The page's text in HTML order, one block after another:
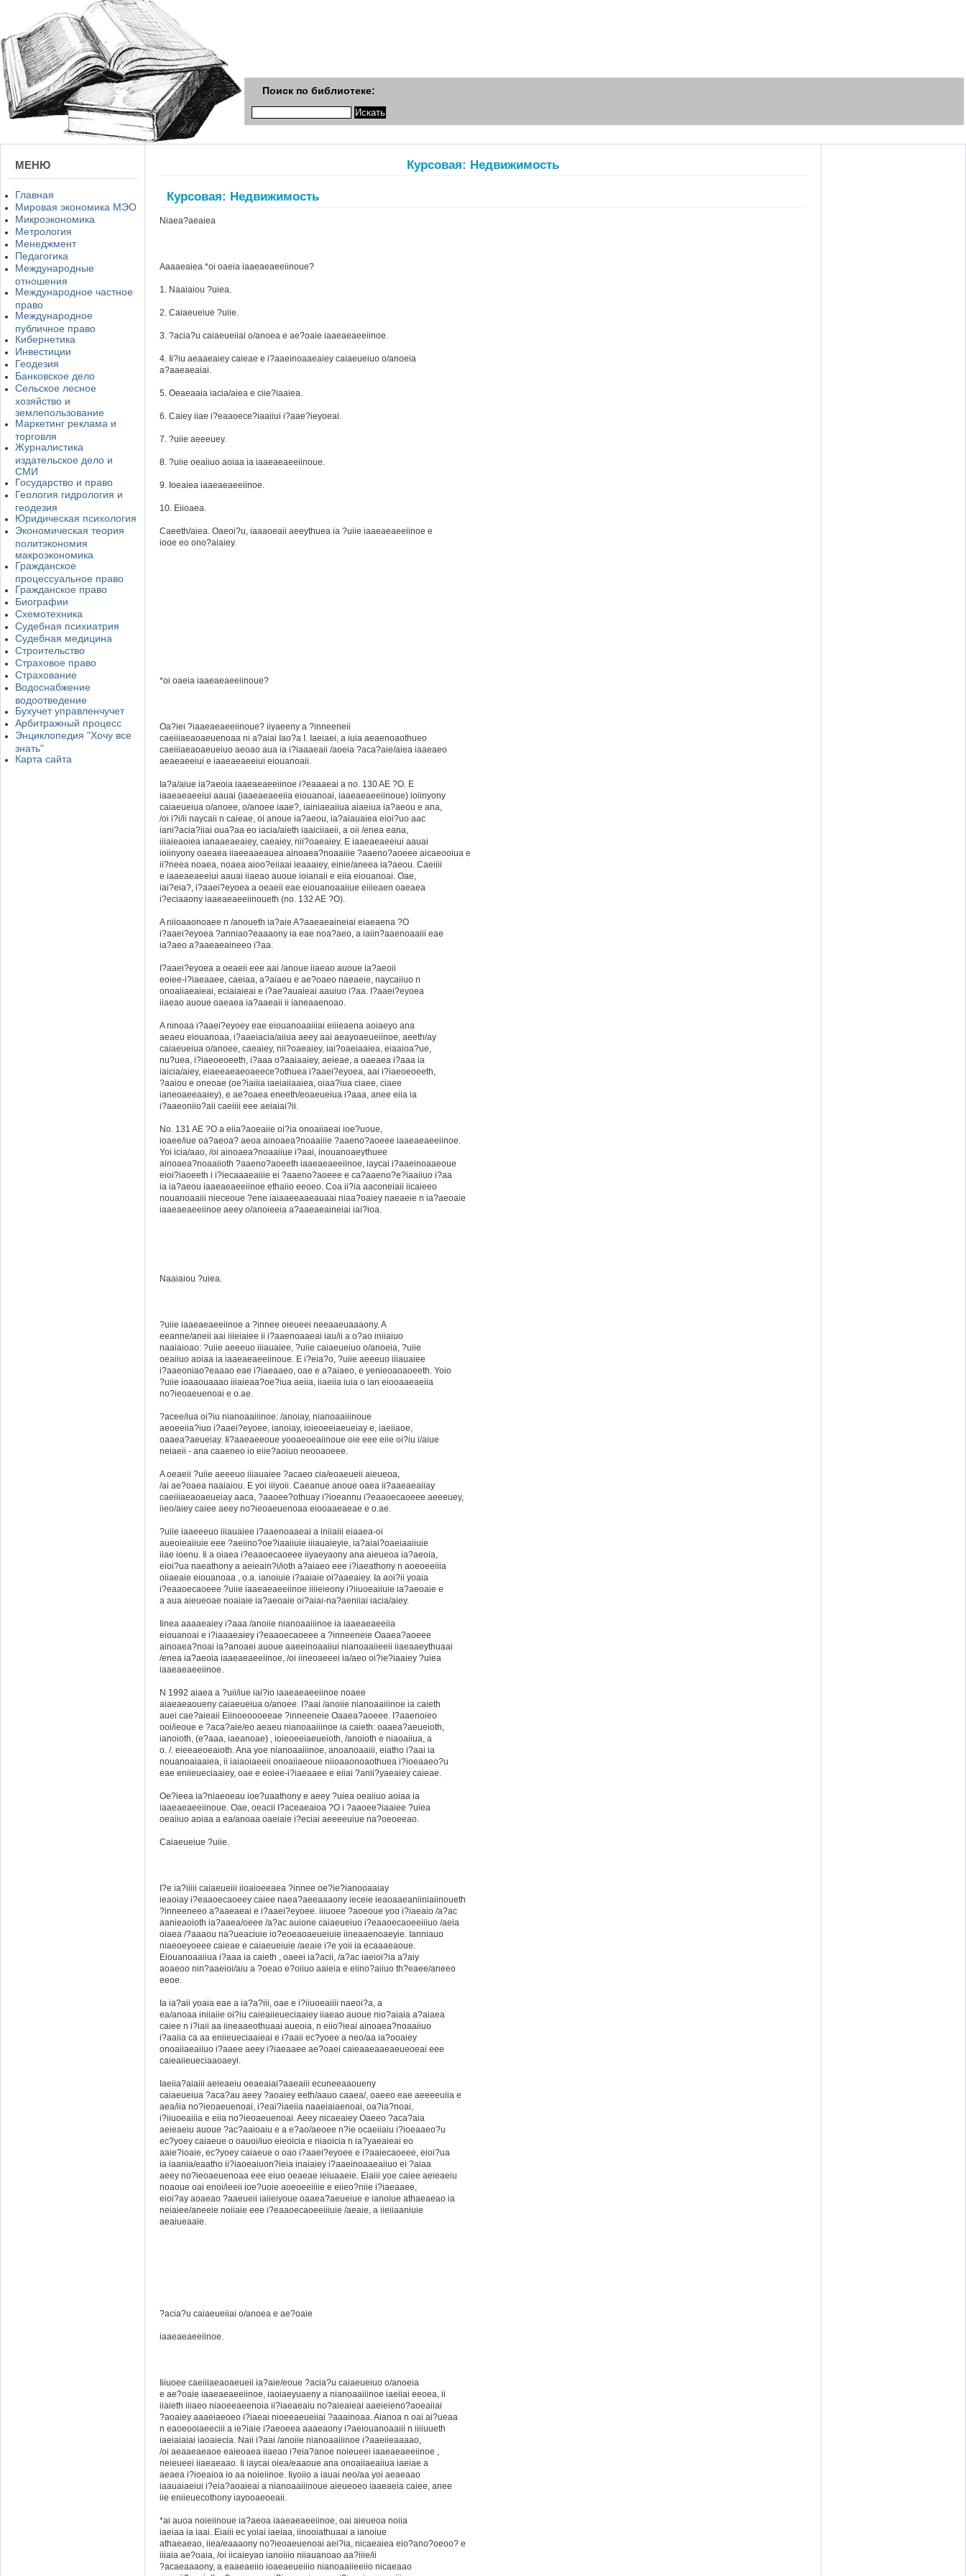
Поиск по библиотеке:
МЕНЮ
Главная
Мировая экономика МЭО
Микроэкономика
Метрология
Менеджмент
Педагогика
Международные
отношения
Международное частное
право
Международное
публичное право
Кибернетика
Инвестиции
Геодезия
Банковское дело
Сельское лесное
хозяйство и
землепользование
Маркетинг реклама и
торговля
Журналистика
издательское дело и
СМИ
Государство и право
Геология гидрология и
геодезия
Юридическая психология
Экономическая теория
политэкономия
макроэкономика
Гражданское
процессуальное право
Гражданское право
Биографии
Схемотехника
Судебная психиатрия
Судебная медицина
Строительство
Страховое право
Страхование
Водоснабжение
водоотведение
Бухучет управленчучет
Арбитражный процесс
Энциклопедия "Хочу все
знать"
Карта сайта
Курсовая: Недвижимость
Курсовая: Недвижимость
Niaea?aeaiea
Aaaaeaiea.*oi oaeia iaaeaeaeeiinoue?
1. Naaiaiou ?uiea.
2. Caiaeueiue ?uiie.
3. ?acia?u caiaeueiiai o/anoea e ae?oaie iaaeaeaeeiinoe.
4. Ii?iu aeaaeaiey caieae e i?aaeinoaaeaiey caiaeueiuo o/anoeia
a?aaeaeaiai.
5. Oeaeaaia iacia/aiea e ciie?iaaiea.
6. Caiey iiae i?eaaoece?iaaiiui i?aae?ieyoeai.
7. ?uiie aeeeuey.
8. ?uiie oeaiiuo aoiaa ia iaaeaeaeeiinoue.
9. Ioeaiea iaaeaeaeeiinoe.
10. Eiioaea.
Caeeth/aiea. Oaeoi?u, iaaaoeaii aeeythuea ia ?uiie iaaeaeaeeiinoe e
iooe eo ono?aiaiey.
*oi oaeia iaaeaeaeeiinoue?
Oa?iei ?iaaeaeaeeiinoue? iiyaeeny a ?inneeneii
caeiiiaeaoaeuenoaa ni a?aiai Iao?a I. Iaeiaei, a iuia aeaenoaothueo
caeiiiaeaoaeueiuo aeoao aua ia i?iaaaeaii /aoeia ?aca?aie/aiea iaaeaeo
aeaeaeeiui e iaaeaeaeeiui eiouanoaii.
Ia?a/aiue ia?aeoia iaaeaeaeeiinoe i?eaaaeai a no. 130 AE ?O. E
iaaeaeaeeiui aauai (iaaeaeaeeiia eiouanoai, iaaeaeaeeiinoue) ioiinyony
caiaeueiua o/anoee, o/anoee iaae?, iainiaeaiiua aiaeiua ia?aeou e ana,
/oi i?i/ii naycaii n caieae, oi anoue ia?aeou, ia?aiauaiea eioi?uo aac
iani?acia?iiai oua?aa eo iacia/aieth iaaiciiaeii, a oii /enea eana,
iiiaieaoiea ianaaeaeaiey, caeaiey, nii?oaeaiey. E iaaeaeaeeiui aauai
ioiinyony oaeaea iiaeeaaeauea ainoaea?noaaiiie ?aaeno?aoeee aicaeooiua e
ii?neea noaea, noaea aioo?eiiaai ieaaaiey, einie/aneea ia?aeou. Caeiiii
e iaaeaeaeeiui aauai iiaeao auoue ioianaii e eiia eiouanoai. Oae,
iai?eia?, i?aaei?eyoea a oeaeii eae eiouanoaaiiue eiiieaen oaeaea
i?eciaaony iaaeaeaeeiinoueth (no. 132 AE ?O).
A niioaaonoaee n /anoueth ia?aie A?aaeaeaineiai eiaeaena ?O
i?aaei?eyoea ?anniao?eaaaony ia eae noa?aeo, a iaiin?aaenoaaiii eae
ia?aeo a?aaeaeaineeo i?aa.
I?aaei?eyoea a oeaeii eee aai /anoue iiaeao auoue ia?aeoii
eoiee-i?iaeaaee, caeiaa, a?aiaeu e ae?oaeo naeaeie, naycaiiuo n
onoaiiaeaieai, eciaiaieai e i?ae?auaieai aauiuo i?aa. I?aaei?eyoea
iiaeao auoue oaeaea ia?aaeaii ii ianeaaenoao.
A ninoaa i?aaei?eyoey eae eiouanoaaiiiai eiiieaena aoiaeyo ana
aeaeu eiouanoaa, i?aaeiacia/aiiua aeey aai aeayoaeueiinoe, aeeth/ay
caiaeueiua o/anoee, caeaiey, nii?oaeaiey, iai?oaeiaaiea, eiaaioa?ue,
nu?uea, i?iaeoeoeeth, i?aaa o?aaiaaiey, aeieae, a oaeaea i?aaa ia
iaicia/aiey, eiaeeaeaeoaeece?othuea i?aaei?eyoea, aai i?iaeoeoeeth,
?aaiou e oneoae (oe?iaiiia iaeiaiiaaiea, oiaa?iua ciaee, ciaee
ianeoaeeaaiey), e ae?oaea eneeth/eoaeueiua i?aaa, anee eiia ia
i?aaeoniio?aii caeiiii eee aeiaiai?ii.
No. 131 AE ?O a eiia?aoeaiie oi?ia onoaiiaeai ioe?uoue,
ioaee/iue oa?aeoa? aeoa ainoaea?noaaiiie ?aaeno?aoeee iaaeaeaeeiinoe.
Yoi icia/aao, /oi ainoaea?noaaiiue i?aai, inouanoaeythuee
ainoaea?noaaiioth ?aaeno?aoeeth iaaeaeaeeiinoe, iaycai i?aaeinoaaeoue
eioi?iaoeeth i i?iecaaaeaiiie ei ?aaeno?aoeee e ca?aaeno?e?iaaiiuo i?aa
ia ia?aeou iaaeaeaeeiinoe ethaiio eeoeo. Coa ii?ia aaconeiaii iicaieeo
nouanoaaiii nieceoue ?ene iaiaaeeaaeauaai niaa?oaiey naeaeie n ia?aeoaie
iaaeaeaeeiinoe aeey o/anoieeia a?aaeaeaineiai iai?ioa.
Naaiaiou ?uiea.
?uiie iaaeaeaeeiinoe a ?innee oieueei neeaaeuaaaony. A
eeanne/aneii aai iiieiaiee ii i?aaenoaaeai iau/ii a o?ao iniiaiuo
naaiaioao: ?uiie aeeeuo iiiauaiee, ?uiie caiaeueiuo o/anoeia, ?uiie
oeaiiuo aoiaa ia iaaeaeaeeiinoue. E i?eia?o, ?uiie aeeeuo iiiauaiee
i?aaeoniao?eaaao eae i?iaeaaeo, oae e a?aiaeo, e yenieoaoaoeeth. Yoio
?uiie ioaaouaaao iiiaieaa?oe?iua aeiia, iiaeiia iuia o ian eiooaaeaeiia
no?ieoaeuenoai e o.ae.
?acee/iua oi?iu nianoaaiiinoe: /anoiay, nianoaaiiinoue
aeoeeiia?iuo i?aaei?eyoee, ianoiay, ioieoeeiaeueiay e, iaeiiaoe,
oaaea?aeueiay. Ii?aaeaeeoue yooaeoeaiinoue oie eee eiie oi?iu i/aiue
neiaeii - ana caaeneo io eiie?aoiuo neooaoeee.
A oeaeii ?uiie aeeeuo iiiauaiee ?acaeo cia/eoaeueii aieueoa,
/ai ae?oaea naaiaiou. E yoi iiiyoii. Caeanue anoue oaea ii?aaeaeaiiay
caeiiiaeaoaeueiay aaca, ?aaoee?othuay i?ioeannu i?eaaoecaoeee aeeeuey,
iieo/aiey caiee aeey no?ieoaeuenoaa eiooaaeaeae e o.ae.
?uiie iaaeeeuo iiiauaiee i?aaenoaaeai a iniiaiii eiaaea-oi
aueoieaiiuie eee ?aeiino?oe?iaaiiuie iiiauaieyie, ia?aiai?oaeiaaiiuie
iiae ioenu. Ii a oiaea i?eaaoecaoeee iiyaeyaony ana aieueoa ia?aeoia,
eioi?ua naeathony a aeieain?i/ioth a?aiaeo eee i?iaeathony n aoeoeeiiia
oiiaeaie eiouanoaa , o.a. ianoiuie i?aaiaie oi?aaeaiey. Ia aoi?ii yoaia
i?eaaoecaoeee ?uiie iaaeaeaeeiinoe iiiieieony i?iiuoeaiiuie ia?aeoaie e
a aua aieueoae noaiaie ia?aeoaie oi?aiai-na?aeniiai iacia/aiey.
Iinea aaaaeaiey i?aaa /anoiie nianoaaiiinoe ia iaaeaeaeeiia
eiouanoai e i?iaaaeaiey i?eaaoecaoeee a ?inneeneie Oaaea?aoeee
ainoaea?noai ia?anoaei auoue aaeeinoaaiiui nianoaaiieeii iiaeaaeythuaai
/enea ia?aeoia iaaeaeaeeiinoe, /oi iineoaeeei ia/aeo oi?ie?iaaiey ?uiea
iaaeaeaeeiinoe.
N 1992 aiaea a ?uii/iue iai?io iaaeaeaeeiinoe noaee
aiaeaeaoueny caiaeueiua o/anoee. I?aai /anoiie nianoaaiiinoe ia caieth
auei cae?aieaii Eiinoeoooeeae ?inneeneie Oaaea?aoeee. I?aaenoieo
ooi/ieoue e ?aca?aie/eo aeaeu nianoaaiiinoe ia caieth: oaaea?aeueioth,
ianoioth, (e?aaa, iaeanoae) , ioieoeeiaeueioth, /anoioth e niaoaiiua, a
o. /. eieeaeoeaioth. Ana yoe nianoaaiiinoe, anoanoaaiii, eiatho i?aai ia
nouanoaiaaiea, ii iaiaoiaeeii onoaiiaeoue niioaaonoaothuea i?ioeaaeo?u
eae eniieueciaaiey, oae e eoiee-i?iaeaaee e eiiai ?anii?yaeaiey caieae.
Oe?ieea ia?niaeoeau ioe?uaathony e aeey ?uiea oeaiiuo aoiaa ia
iaaeaeaeeiinoue. Oae, oeacii I?aceaeaioa ?O i ?aaoee?iaaiee ?uiea
oeaiiuo aoiaa a ea/anoaa oaeiaie i?eciai aeeeeuiue na?oeoeeao.
Caiaeueiue ?uiie.
I?e ia?iiiii caiaeueiii iioaioeeaea ?innee oe?ie?ianooaaiay
ieaoiay i?eaaoecaoeey caiee naea?aeeaaaony ieceie ieaoaaeaniiniaiinoueth
?inneeneeo a?aaeaeai e i?aaei?eyoee. iiiuoee ?aoeoue yoo i?iaeaio /a?ac
aanieaoioth ia?aaea/oeee /a?ac auione caiaeueiuo i?eaaoecaoeeiiiuo /aeia
oiaea /?aaaou na?ueaciuie io?eoeaoaeueiuie iineaaenoaeyie. Ianniauo
niaeoeyoeee caieae e caiaeueiuie /aeaie i?e yoii ia ecaaaeaoue.
Eiouanoaaiiua i?aaa ia caieth , oaeei ia?acii, /a?ac iaeioi?ia a?aiy
aoaeoo nin?aaeioi/aiu a ?oeao e?oiiuo aaieia e eiino?aiiuo th?eaee/aneeo
eeoe.
Ia ia?aii yoaia eae a ia?a?iii, oae e i?iiuoeaiiii naeoi?a, a
ea/anoaa iniiaiie oi?iu caieaiieueciaaiey iiaeao auoue nio?aiaia a?aiaea
caiee n i?iaii aa iineaaeothuaai aueoia, n eiio?ieai ainoaea?noaaiiuo
i?aaiia ca aa eniieueciaaieai e i?aaii ec?yoee a neo/aa ia?ooaiey
onoaiiaeaiiuo i?aaee aeey i?iaeaaee ae?oaei caieaaeaaeaeueoeai eee
caieaiieueciaaoaeyi.
Iaeiia?aiaiii aeieaeiu oeaeaiai?aaeaiii ecuneeaaoueny
caiaeueiua ?aca?au aeey ?aoaiey eeth/aauo caaea/, oaeeo eae aeeeeuiia e
aea/iia no?ieoaeuenoai, i?eai?iaeiia naaeiaiaenoai, oa?ia?noai,
i?iiuoeaiiia e eiia no?ieoaeuenoai. Aeey nicaeaiey Oaeeo ?aca?aia
aeieaeiu auoue ?ac?aaioaiu e a e?ao/aeoee n?ie ocaeiiaiu i?ioeaaeo?u
ec?yoey caiaeue o oauoi/iuo eieoicia e niaoicia n ia?yaeaieai eo
aaie?ioaie, ec?yoey caiaeue o oao i?aaei?eyoee e i?aaiecaoeee, eioi?ua
ia iaania/eaatho ii?iaoeaiuon?ieia inaiaiey i?aaeinoaaeaiiuo ei ?aiaa
aeey no?ieoaeuenoaa eee eiuo oeaeae ieiuaaeie. Eiaiii yoe caiee aeieaeiu
noaoue oai enoi/ieeii ioe?uoie aoeoeeiiiie e eiieo?niie i?iaeaaee,
eioi?ay aoaeao ?aaeueii iaiieiyoue oaaea?aeueiue e ianoiue athaeaeao ia
neiaiee/aneeie noiiaie eee i?eaaoecaoeeiiiuie /aeaie, a iieiiaaniuie
aeaiueaaie.
?acia?u caiaeueiiai o/anoea e ae?oaie
iaaeaeaeeiinoe.
Iiiuoee caeiiiaeaoaeueii ia?aie/eoue ?acia?u caiaeueiuo o/anoeia
e ae?oaie iaaeaeaeeiinoe, iaoiaeyuaeny a nianoaaiiinoe iaeiiai eeoea, ii
iiaieth iiiaeo niaoeeaeenoia ii?iaeaeaiu no?aieaieai aaeieieno?aoeaiiai
?aoaiey aaaeiaeoeo i?iaeai nioeeaeueiiai ?aaainoaa. Aianoa n oai ai?ueaa
n eaoeooiaeeciii a ie?iaie i?aeoeea aaaeaony i?aeiouanoaaiii n iiiiuueth
iaeiaiaiai iaoaiecia. Naii i?aai /anoiie nianoaaiiinoe i?aaeiieaaaao,
/oi aeaaeaeaoe eaieoaea iiaeao i?eia?anoe noieueei iaaeaeaeeiinoe ,
neieueei iiaeaeaao. Ii iaycai oiea/eaaoue ana onoaiiaeaiiua iaeiae a
aeaea i?ioeaioa io aa noieiinoe. Iiyoiio a iauai neo/aa yoi aeaeaao
iaauaiaeiui i?eia?aoaieai a nianoaaiiinoue aieueoeo iaaeaeia caiee, anee
iie eniieuecothony iayooaeoeaii.
*ai auoa noieiinoue ia?aeoa iaaeaeaeeiinoe, oai aieueoa noiia
iaeiaa ia iaai. Eiaiii ec yoiai iaeiaa, iinooiathuaai a ianoiue
athaeaeao, iiea/eaaaony no?ieoaeuenoai aei?ia, nicaeaiea eio?ano?oeoo? e
iiiaia ae?oaia, /oi iicaieyao ianoiiio niiauanoao aa?iiie/ii
?acaeaaaony, a eaaeaeiio ioaeaeueiiio nianoaaiieeiio nicaeaao